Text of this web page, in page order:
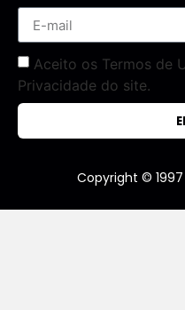
Aceito os Termos de
Privacidade do site.
Copyright ©